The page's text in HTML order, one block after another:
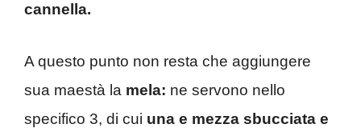
cannella.
A questo punto non resta che aggiungere
sua maestà la mela: ne servono nello
specifico 3, di cui una e mezza sbucciata e